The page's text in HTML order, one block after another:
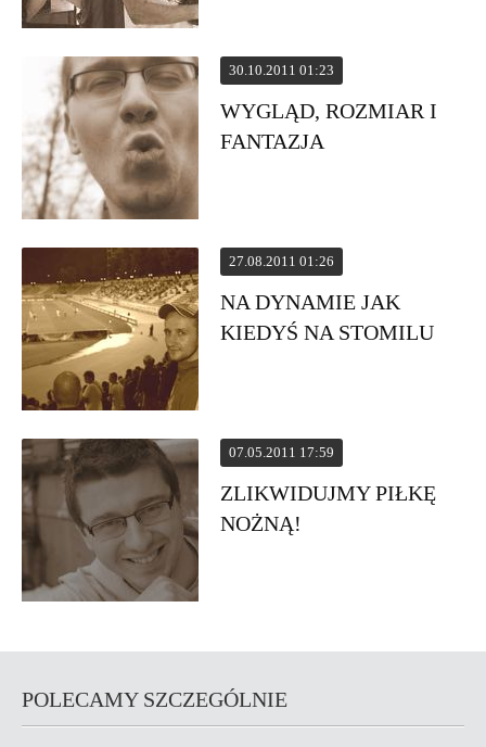
30.10.2011 01:23
WYGLĄD, ROZMIAR I
FANTAZJA
27.08.2011 01:26
NA DYNAMIE JAK
KIEDYŚ NA STOMILU
07.05.2011 17:59
ZLIKWIDUJMY PIŁKĘ
NOŻNĄ!
POLECAMY SZCZEGÓLNIE